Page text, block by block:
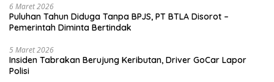
6 Maret 2026
Puluhan Tahun Diduga Tanpa BPJS, PT BTLA Disorot –
Pemerintah Diminta Bertindak
5 Maret 2026
Insiden Tabrakan Berujung Keributan, Driver GoCar Lapor
Polisi